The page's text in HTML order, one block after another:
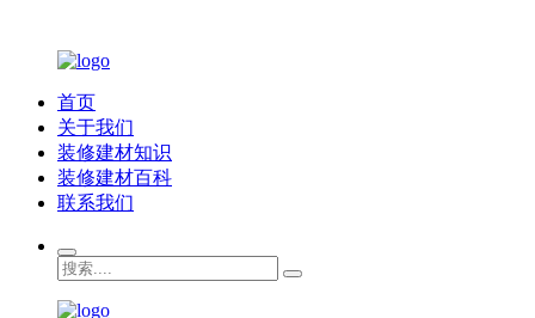
首页
关于我们
装修建材知识
装修建材百科
联系我们